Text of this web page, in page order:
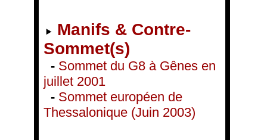
Manifs & Contre-
Sommet(s)
- Sommet du G8 à Gênes en
juillet 2001
- Sommet européen de
Thessalonique (Juin 2003)